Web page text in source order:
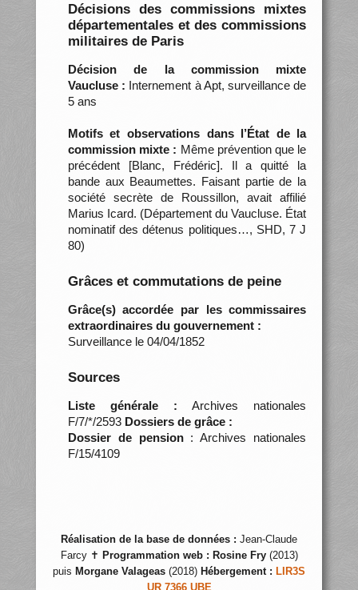
Décisions des commissions mixtes
départementales et des commissions
militaires de Paris
Décision de la commission mixte
Vaucluse : Internement à Apt, surveillance de
5 ans
Motifs et observations dans l’État de la
commission mixte : Même prévention que le
précédent [Blanc, Frédéric]. Il a quitté la
bande aux Beaumettes. Faisant partie de la
société secrète de Roussillon, avait affilié
Marius Icard. (Département du Vaucluse. État
nominatif des détenus politiques…, SHD, 7 J
80)
Grâces et commutations de peine
Grâce(s) accordée par les commissaires
extraordinaires du gouvernement :
Surveillance le 04/04/1852
Sources
Liste générale : Archives nationales
F/7/*/2593 Dossiers de grâce :
Dossier de pension: Archives nationales
F/15/4109
Réalisation de la base de données : Jean-Claude
Farcy ✝ Programmation web : Rosine Fry(2013)
puis Morgane Valageas (2018) Hébergement : LIR3S
UR 7366 UBE